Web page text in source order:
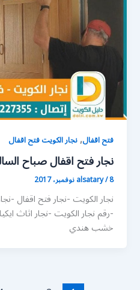
فتح اقفال,نجار الكويت فتح اقفال
نجار فتح اقفال صباح السالم
alsatary/8 نوفمبر، 2017
نجار الكويت -نجار فتح اقفال -
-رقم نجار الكويت -نجار اثاث
خشب هندي